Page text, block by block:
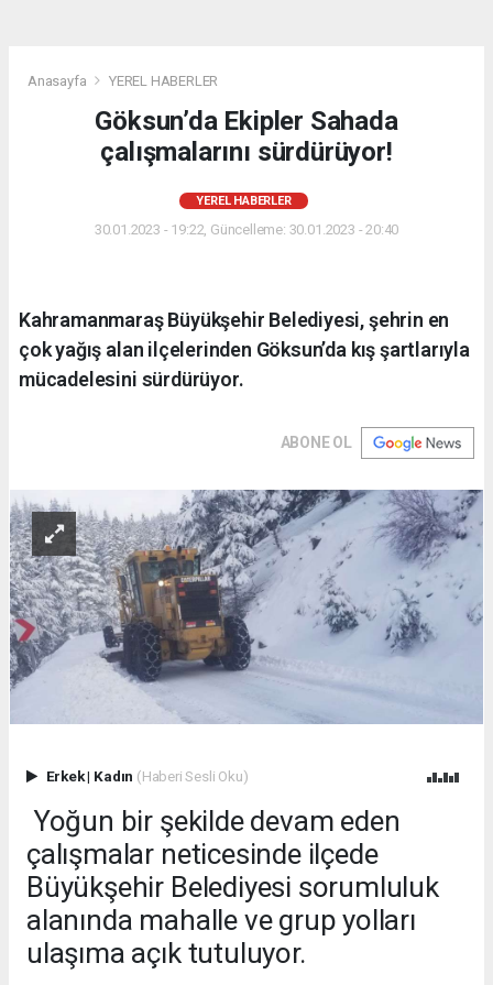
Anasayfa YEREL HABERLER
Göksun’da Ekipler Sahada
çalışmalarını sürdürüyor!
YEREL HABERLER
30.01.2023 - 19:22, Güncelleme: 30.01.2023 - 20:40
Kahramanmaraş Büyükşehir Belediyesi, şehrin en
çok yağış alan ilçelerinden Göksun’da kış şartlarıyla
mücadelesini sürdürüyor.
ABONE OL
Erkek| Kadın (Haberi Sesli Oku)
Yoğun bir şekilde devam eden
çalışmalar neticesinde ilçede
Büyükşehir Belediyesi sorumluluk
alanında mahalle ve grup yolları
ulaşıma açık tutuluyor.